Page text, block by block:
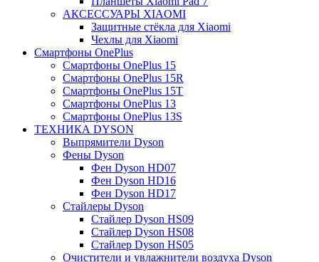
АКСЕССУАРЫ XIAOMI
Защитные стёкла для Xiaomi
Чехлы для Xiaomi
Смартфоны OnePlus
Смартфоны OnePlus 15
Смартфоны OnePlus 15R
Смартфоны OnePlus 15T
Смартфоны OnePlus 13
Смартфоны OnePlus 13S
ТЕХНИКА DYSON
Выпрямители Dyson
Фены Dyson
Фен Dyson HD07
Фен Dyson HD16
Фен Dyson HD17
Стайлеры Dyson
Стайлер Dyson HS09
Стайлер Dyson HS08
Стайлер Dyson HS05
Очистители и увлажнители воздуха Dyson